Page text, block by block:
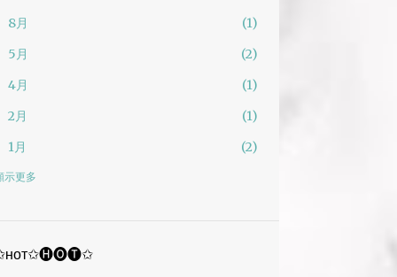
8月
1
5月
2
4月
1
2月
1
1月
2
示更多